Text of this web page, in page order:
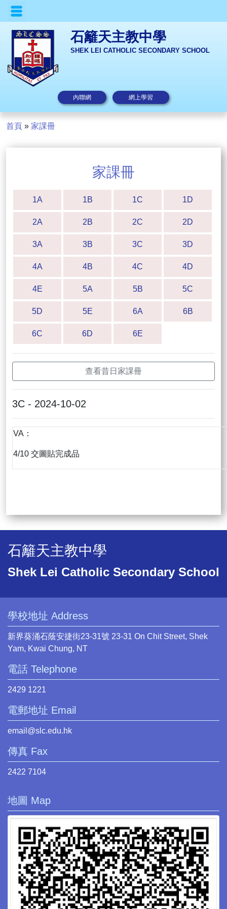
石籬天主教中學
SHEK LEI CATHOLIC SECONDARY SCHOOL
內聯網 網上學習
首頁 » 家課冊
家課冊
1A 1B 1C 1D
2A 2B 2C 2D
3A 3B 3C 3D
4A 4B 4C 4D
4E 5A 5B 5C
5D 5E 6A 6B
6C 6D 6E
查看昔日家課冊
3C - 2024-10-02
VA：
4/10 交圖貼完成品
石籬天主教中學
Shek Lei Catholic Secondary School
學校地址 Address
新界葵涌石蔭安捷街23-31號 23-31 On Chit Street, Shek
Yam, Kwai Chung, NT
電話 Telephone
2429 1221
電郵地址 Email
email@slc.edu.hk
傳真 Fax
2422 7104
地圖 Map